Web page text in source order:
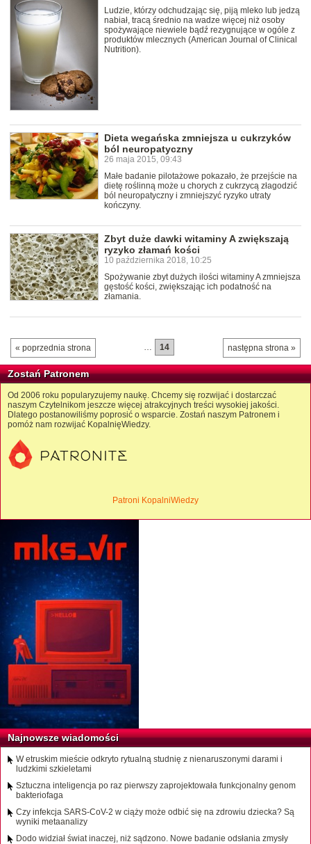
Ludzie, którzy odchudzając się, piją mleko lub jedzą
nabiał, tracą średnio na wadze więcej niż osoby
spożywające niewiele bądź rezygnujące w ogóle z
produktów mlecznych (American Journal of Clinical
Nutrition).
Dieta wegańska zmniejsza u cukrzyków
ból neuropatyczny
26 maja 2015, 09:43
Małe badanie pilotażowe pokazało, że przejście na
dietę roślinną może u chorych z cukrzycą złagodzić
ból neuropatyczny i zmniejszyć ryzyko utraty
kończyny.
Zbyt duże dawki witaminy A zwiększają
ryzyko złamań kości
10 października 2018, 10:25
Spożywanie zbyt dużych ilości witaminy A zmniejsza
gęstość kości, zwiększając ich podatność na
złamania.
« poprzednia strona następna strona »
… 14
Zostań Patronem
Od 2006 roku popularyzujemy naukę. Chcemy się rozwijać i dostarczać
naszym Czytelnikom jeszcze więcej atrakcyjnych treści wysokiej jakości.
Dlatego postanowiliśmy poprosić o wsparcie. Zostań naszym Patronem i
pomóż nam rozwijać KopalnięWiedzy.
Patroni KopalniWiedzy
Najnowsze wiadomości
W etruskim mieście odkryto rytualną studnię z nienaruszonymi darami i
ludzkimi szkieletami
Sztuczna inteligencja po raz pierwszy zaprojektowała funkcjonalny genom
bakteriofaga
Czy infekcja SARS-CoV-2 w ciąży może odbić się na zdrowiu dziecka? Są
wyniki metaanalizy
Dodo widział świat inaczej, niż sądzono. Nowe badanie odsłania zmysły